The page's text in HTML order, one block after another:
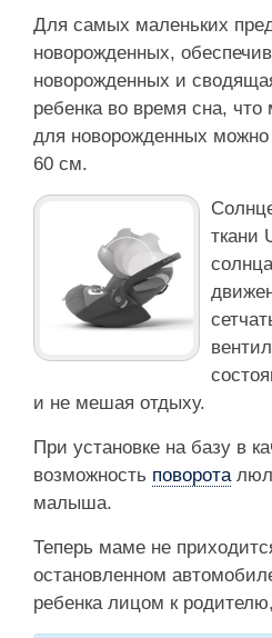
Для самых маленьких
новорожденных,
новорожденных и
ребенка во время сна,
для новорожденных можно
60 см.
ткани
и не мешая отдыху.
При установке на базу в
возможность поворота
малыша.
Теперь маме не
остановленном
ребенка лицом к